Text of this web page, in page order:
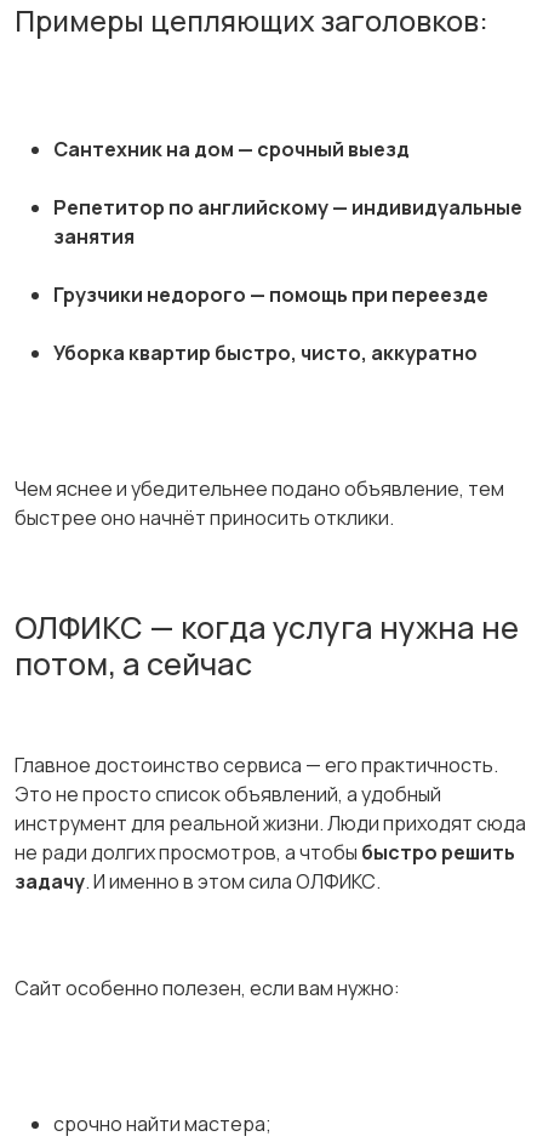
Примеры цепляющих заголовков:
Сантехник на дом — срочный выезд
Репетитор по английскому — индивидуальные
занятия
Грузчики недорого — помощь при переезде
Уборка квартир быстро, чисто, аккуратно
Чем яснее и убедительнее подано объявление, тем
быстрее оно начнёт приносить отклики.
ОЛФИКС — когда услуга нужна не
потом, а сейчас
Главное достоинство сервиса — его практичность.
Это не просто список объявлений, а удобный
инструмент для реальной жизни. Люди приходят сюда
не ради долгих просмотров, а чтобы быстро решить
задачу. И именно в этом сила ОЛФИКС.
Сайт особенно полезен, если вам нужно:
срочно найти мастера;